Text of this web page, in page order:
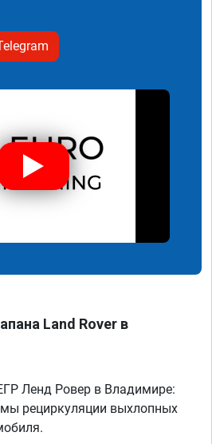
Land Rover в
Ленд Ровер в Владимире:
рециркуляции выхлопных